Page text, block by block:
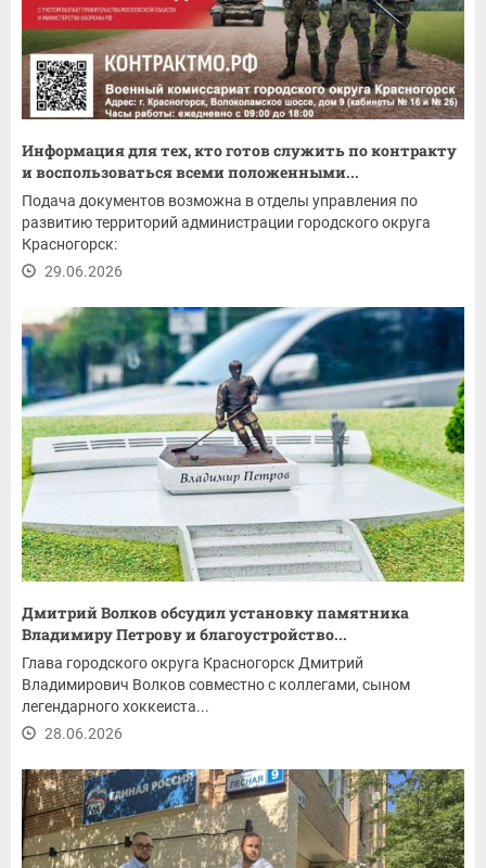
Информация для тех, кто готов служить по контракту
и воспользоваться всеми положенными...
Подача документов возможна в отделы управления по
развитию территорий администрации городского округа
Красногорск:
29.06.2026
Дмитрий Волков обсудил установку памятника
Владимиру Петрову и благоустройство...
Глава городского округа Красногорск Дмитрий
Владимирович Волков совместно с коллегами, сыном
легендарного хоккеиста...
28.06.2026